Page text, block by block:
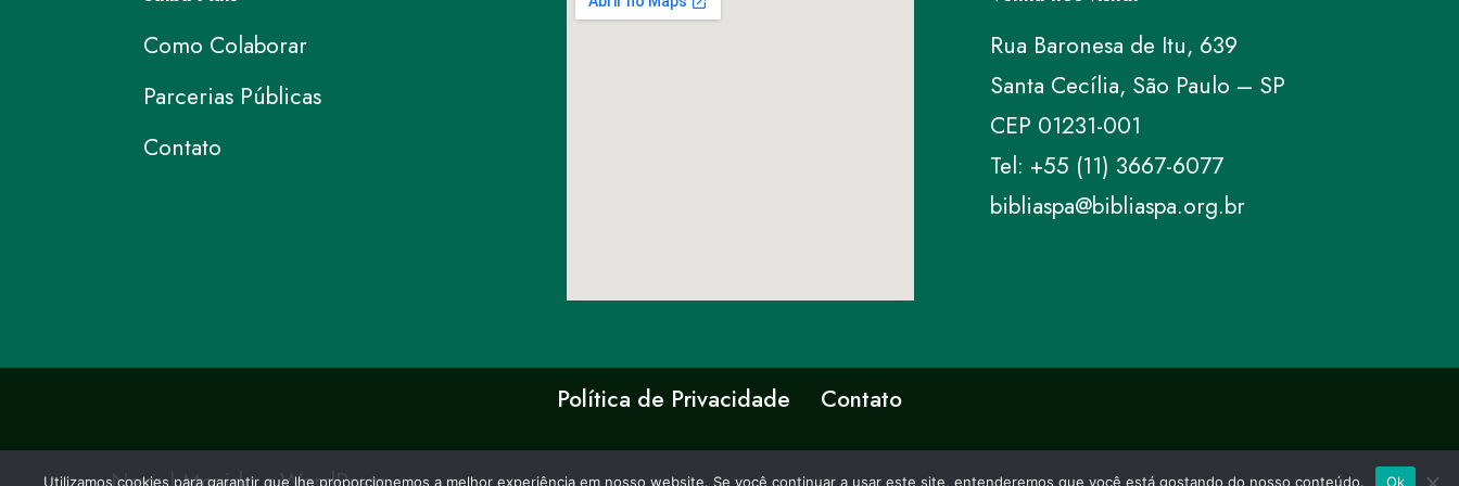
Como Colaborar
Parcerias Públicas
Contato
Rua Baronesa de Itu, 639
Santa Cecília, São Paulo – SP
CEP 01231-001
Tel: +55 (11) 3667-6077
bibliaspa@bibliaspa.org.br
Política de Privacidade Contato
Utilizamos cookies para garantir que lhe proporcionemos a melhor experiência em nosso website. Se você continuar a usar este site, entenderemos que você está gostando do nosso conteúdo. Ok